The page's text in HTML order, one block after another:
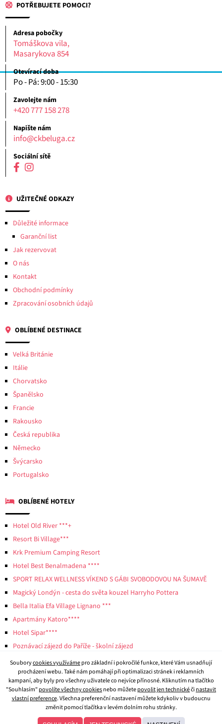
POTŘEBUJETE POMOCI?
Adresa pobočky
Tomáškova vila,
Masarykova 854
Otevírací doba
Po - Pá: 9:00 - 15:30
Zavolejte nám
+420 777 158 278
Napište nám
info@ckbeluga.cz
Sociální sítě
UŽITEČNÉ ODKAZY
Důležité informace
Garanční list
Jak rezervovat
O nás
Kontakt
Obchodní podmínky
Zpracování osobních údajů
OBLÍBENÉ DESTINACE
Velká Británie
Itálie
Chorvatsko
Španělsko
Francie
Rakousko
Česká republika
Německo
Švýcarsko
Portugalsko
OBLÍBENÉ HOTELY
Hotel Old River ***+
Resort Bi Village***
Krk Premium Camping Resort
Hotel Best Benalmadena ****
SPORT RELAX WELLNESS VÍKEND S GÁBI SVOBODOVOU NA ŠUMAVĚ
Magický Londýn - cesta do světa kouzel Harryho Pottera
Bella Italia Efa Village Lignano ***
Apartmány Katoro****
Hotel Sipar****
Poznávací zájezd do Paříže - školní zájezd
Souborycookies využívámepro základní i pokročilé funkce, které Vám usnadňují
procházení webu. Také nám pomáhají při optimalizaci stránek i reklamních
kampaní, aby byly pro všechny uživatele co nejvíce přínosné. Kliknutím na tlačítko
"Souhlasím"povolíte všechny cookiesnebo můžetepovolit jen technickéči nastavit
vlastní preference. Všechna preferenční nastavení můžete kdykoliv v budoucnu
změnit pomocí tlačítka v levém dolním rohu stránky.